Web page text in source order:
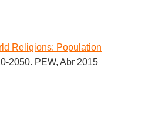
Religions: Population
2050. PEW, Abr 2015